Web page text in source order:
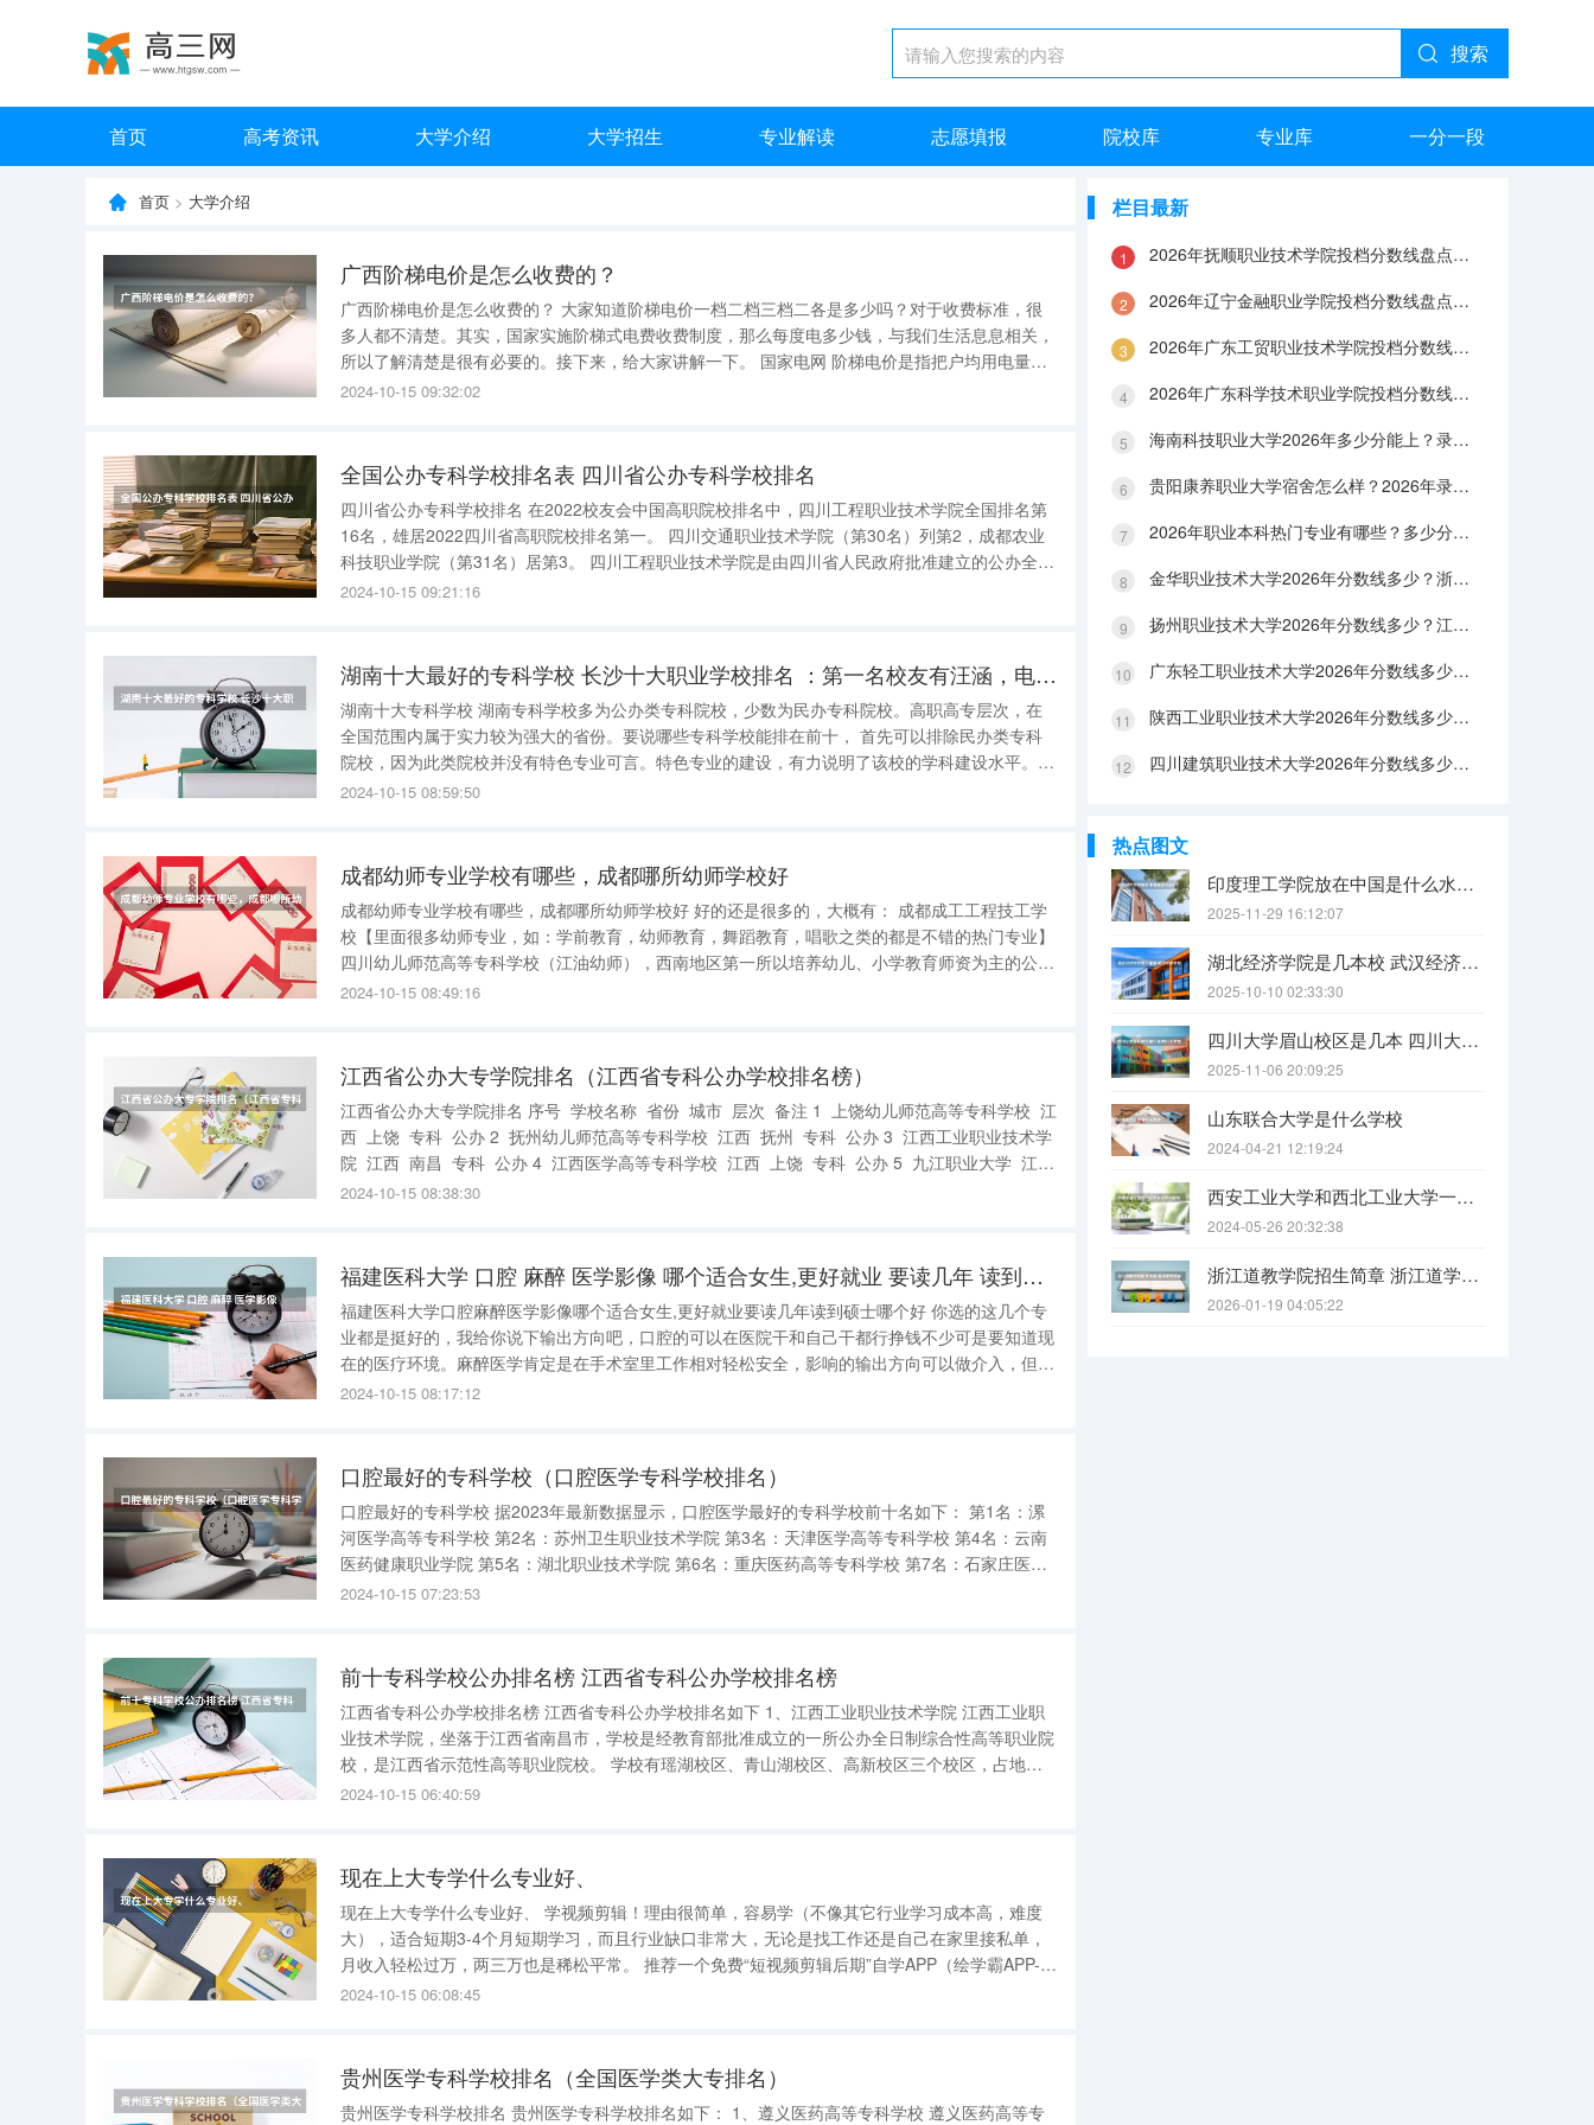
搜索
首页 高考资讯 大学介绍 大学招生 专业解读 志愿填报 院校库 专业库 一分一段
首页 > 大学介绍
广西阶梯电价是怎么收费的？
广西阶梯电价是怎么收费的？ 大家知道阶梯电价一档二档三档二各是多少吗？对于收费标准，很
多人都不清楚。其实，国家实施阶梯式电费收费制度，那么每度电多少钱，与我们生活息息相关，
所以了解清楚是很有必要的。接下来，给大家讲解一下。 国家电网 阶梯电价是指把户均用电量设
置为若干个阶梯分段或分档次定价计算费用。对居民用电实行阶梯式递增电价可以提高能源效率。
2024-10-15 09:32:02
全国公办专科学校排名表 四川省公办专科学校排名
四川省公办专科学校排名 在2022校友会中国高职院校排名中，四川工程职业技术学院全国排名第
16名，雄居2022四川省高职院校排名第一。 四川交通职业技术学院（第30名）列第2，成都农业
科技职业学院（第31名）居第3。 四川工程职业技术学院是由四川省人民政府批准建立的公办全日
制普通高等学校。学校创建于1959年，原名“第一机械工业部德阳重型机器制造学校”，是国家与中
2024-10-15 09:21:16
湖南十大最好的专科学校 长沙十大职业学校排名 ：第一名校友有汪涵，电力类第二
湖南十大专科学校 湖南专科学校多为公办类专科院校，少数为民办专科院校。高职高专层次，在
全国范围内属于实力较为强大的省份。要说哪些专科学校能排在前十， 首先可以排除民办类专科
院校，因为此类院校并没有特色专业可言。特色专业的建设，有力说明了该校的学科建设水平。
因此，能排进前十的专科院校，只可能是公办专科院校。 综合来看，以下7所高校均有实力进入前
2024-10-15 08:59:50
成都幼师专业学校有哪些，成都哪所幼师学校好
成都幼师专业学校有哪些，成都哪所幼师学校好 好的还是很多的，大概有： 成都成工工程技工学
校【里面很多幼师专业，如：学前教育，幼师教育，舞蹈教育，唱歌之类的都是不错的热门专业】
四川幼儿师范高等专科学校（江油幼师），西南地区第一所以培养幼儿、小学教育师资为主的公办
全日制普通高等专科学校。 四川师范大学幼师学院，是高等职业教育于一体的新型高等学府，办
2024-10-15 08:49:16
江西省公办大专学院排名（江西省专科公办学校排名榜）
江西省公办大专学院排名 序号 学校名称 省份 城市 层次 备注 1 上饶幼儿师范高等专科学校 江
西 上饶 专科 公办 2 抚州幼儿师范高等专科学校 江西 抚州 专科 公办 3 江西工业职业技术学
院 江西 南昌 专科 公办 4 江西医学高等专科学校 江西 上饶 专科 公办 5 九江职业大学 江
西 九江 专科 公办
2024-10-15 08:38:30
福建医科大学 口腔 麻醉 医学影像 哪个适合女生,更好就业 要读几年 读到硕士哪个好
福建医科大学口腔麻醉医学影像哪个适合女生,更好就业要读几年读到硕士哪个好 你选的这几个专
业都是挺好的，我给你说下输出方向吧，口腔的可以在医院干和自己干都行挣钱不少可是要知道现
在的医疗环境。麻醉医学肯定是在手术室里工作相对轻松安全，影响的输出方向可以做介入，但是
介入没有生孩子前不要去做 福建口腔医学专业的大专 福建卫生职业技术学院、泉州医学高等专科
2024-10-15 08:17:12
口腔最好的专科学校（口腔医学专科学校排名）
口腔最好的专科学校 据2023年最新数据显示，口腔医学最好的专科学校前十名如下： 第1名：漯
河医学高等专科学校 第2名：苏州卫生职业技术学院 第3名：天津医学高等专科学校 第4名：云南
医药健康职业学院 第5名：湖北职业技术学院 第6名：重庆医药高等专科学校 第7名：石家庄医学
2024-10-15 07:23:53
前十专科学校公办排名榜 江西省专科公办学校排名榜
江西省专科公办学校排名榜 江西省专科公办学校排名如下 1、江西工业职业技术学院 江西工业职
业技术学院，坐落于江西省南昌市，学校是经教育部批准成立的一所公办全日制综合性高等职业院
校，是江西省示范性高等职业院校。 学校有瑶湖校区、青山湖校区、高新校区三个校区，占地面
积46万平方米，设有教学院部9个，开办专业42个。 2、江西建设职业技术学院 江西建设职业技术
2024-10-15 06:40:59
现在上大专学什么专业好、
现在上大专学什么专业好、 学视频剪辑！理由很简单，容易学（不像其它行业学习成本高，难度
大），适合短期3-4个月短期学习，而且行业缺口非常大，无论是找工作还是自己在家里接私单，
月收入轻松过万，两三万也是稀松平常。 推荐一个免费“短视频剪辑后期”自学APP（绘学霸APP-各
应用市场均可下载） 因为现在短视频的崛起，任何企业，任何工作室或者个人都需要制作剪辑大
2024-10-15 06:08:45
贵州医学专科学校排名（全国医学类大专排名）
贵州医学专科学校排名 贵州医学专科学校排名如下： 1、遵义医药高等专科学校 遵义医药高等专
栏目最新
2026年抚顺职业技术学院投档分数线盘点：录取分数、生活与就业指南
2026年辽宁金融职业学院投档分数线盘点：录取分数、生活与就业指南
2026年广东工贸职业技术学院投档分数线盘点：录取分数、生活与就业指南
2026年广东科学技术职业学院投档分数线盘点：录取分数、生活与就业指南
海南科技职业大学2026年多少分能上？录取分数线与生活成本解答
贵阳康养职业大学宿舍怎么样？2026年录取分数、费用及入学手续
2026年职业本科热门专业有哪些？多少分能上？绿牌专业有哪些？
金华职业技术大学2026年分数线多少？浙江考生563分能上吗？机械专业好就业吗？
扬州职业技术大学2026年分数线多少？江苏考生528分能上吗？医养照护好就业吗？
广东轻工职业技术大学2026年分数线多少？广东考生542分能上吗？
陕西工业职业技术大学2026年分数线多少？陕西考生355分能上吗？机械专业好就业吗？
四川建筑职业技术大学2026年分数线多少？四川考生510分能上吗？建筑专业好就业吗？
热点图文
印度理工学院放在中国是什么水平？
2025-11-29 16:12:07
湖北经济学院是几本校 武汉经济学院是几本
2025-10-10 02:33:30
四川大学眉山校区是几本 四川大学锦江学院是几本？咋样？
2025-11-06 20:09:25
山东联合大学是什么学校
2024-04-21 12:19:24
西安工业大学和西北工业大学一样吗
2024-05-26 20:32:38
浙江道教学院招生简章 浙江道学院报考条件要求
2026-01-19 04:05:22